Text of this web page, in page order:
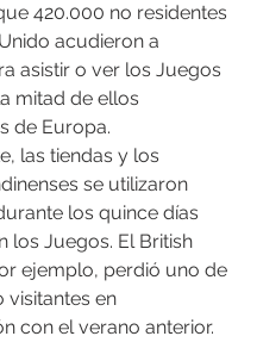
420.000 no residentes
acudieron a
asistir o ver los Juegos
mitad de ellos
de Europa.
las tiendas y los
se utilizaron
los quince días
los Juegos. El British
ejemplo, perdió uno de
visitantes en
con el verano anterior.